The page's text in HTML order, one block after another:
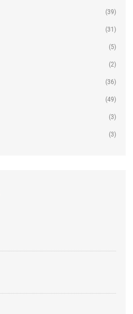
(39)
(31)
(5)
(2)
(36)
(49)
(3)
(3)